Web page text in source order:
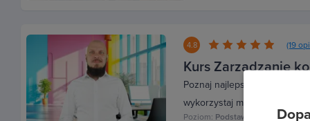
4.8 (19
Kurs Zarządzanie
Poznaj najlepsze strategie
wykorzystaj maksymalnie
Poziom: Podstawowy 37